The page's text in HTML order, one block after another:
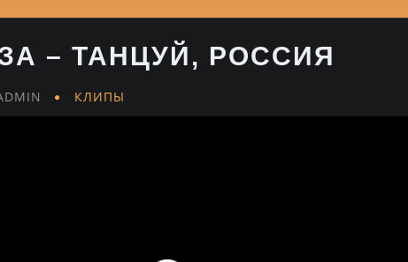
– ТАНЦУЙ, РОССИЯ
КЛИПЫ